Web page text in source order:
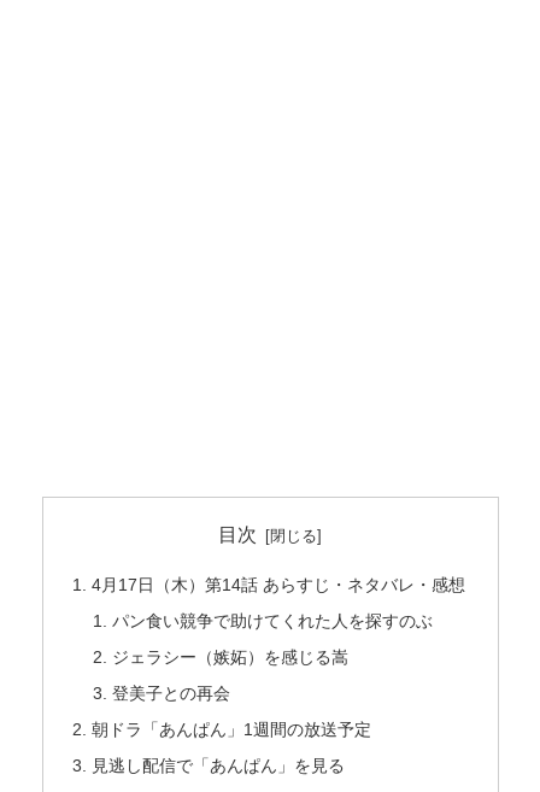
目次
4月17日（木）第14話 あらすじ・ネタバレ・感想
パン食い競争で助けてくれた人を探すのぶ
ジェラシー（嫉妬）を感じる嵩
登美子との再会
朝ドラ「あんぱん」1週間の放送予定
見逃し配信で「あんぱん」を見る